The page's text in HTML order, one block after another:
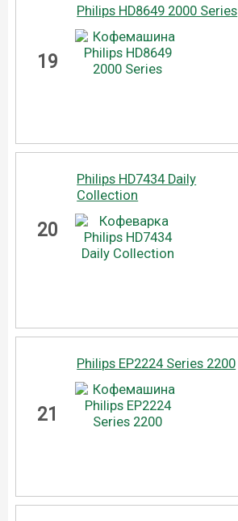
19
Philips HD8649 2000 Series
20
Philips HD7434 Daily
Collection
21
Philips EP2224 Series 2200